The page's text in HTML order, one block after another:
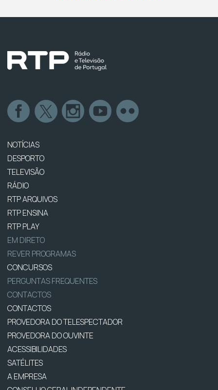
NOTÍCIAS
DESPORTO
TELEVISÃO
RÁDIO
RTP ARQUIVOS
RTP ENSINA
RTP PLAY
EM DIRETO
REVER PROGRAMAS
CONCURSOS
PERGUNTAS FREQUENTES
CONTACTOS
CONTACTOS
PROVEDORA DO TELESPECTADOR
PROVEDORA DO OUVINTE
ACESSIBILIDADES
SATÉLITES
A EMPRESA